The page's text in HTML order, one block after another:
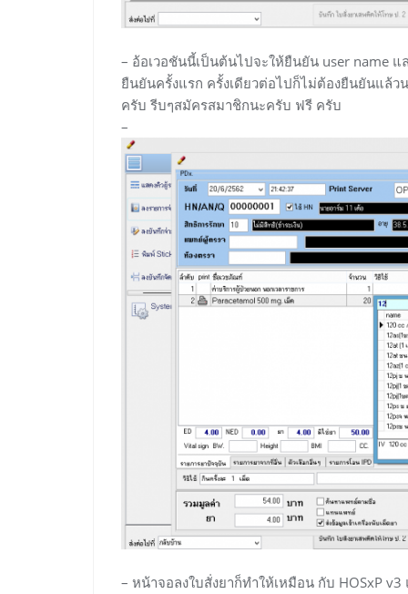
– อ้อเวอชันนี้เป็นต้นไปจะให้ยืนยัน user name
ยืนยันครั้งแรก ครั้งเดียวต่อไปก็ไม่ต้องยืนยันแล้
ครับ รีบๆสมัครสมาชิกนะครับ ฟรี ครับ
–
– หน้าจอลงใบสั่งยาก็ทำให้เหมือน กับ HOSxP